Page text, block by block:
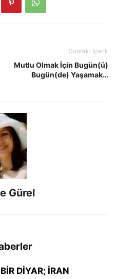
Sonraki İçerik
Mutlu Olmak İçin Bugün(ü)
Bugün(de) Yaşamak…
Gürel
DİYAR; İRAN